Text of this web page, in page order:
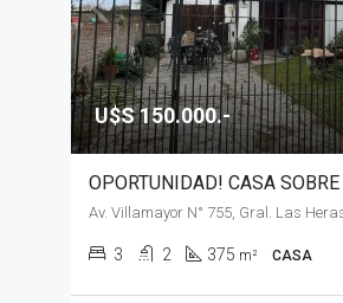
U$S 150.000.-
3 2 375 m² CASA